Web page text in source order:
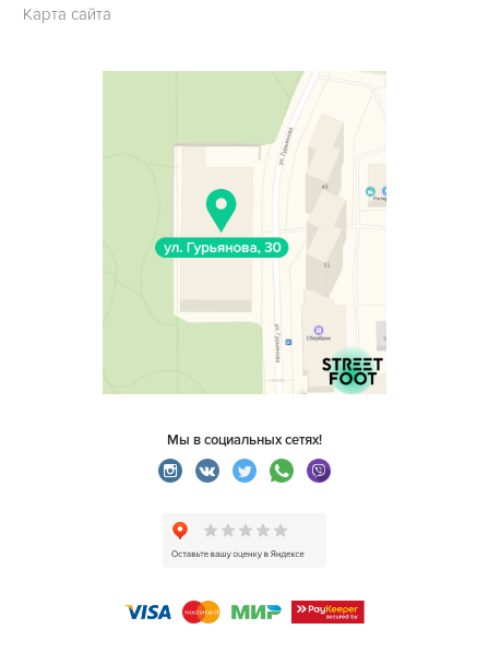
Карта сайта
Мы в социальных сетях!